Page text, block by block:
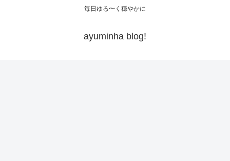
毎日ゆる〜く穏やかに
ayuminha blog!